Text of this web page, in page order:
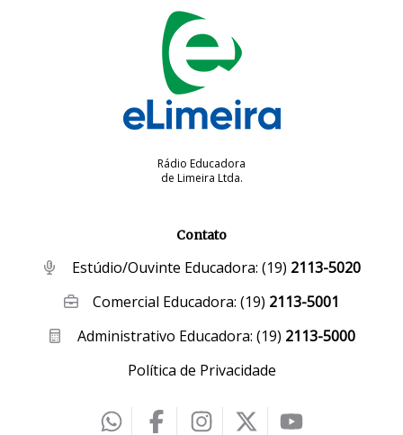
Rádio Educadora
de Limeira Ltda.
Contato
Estúdio/Ouvinte Educadora: (19) 2113-5020
Comercial Educadora:(19) 2113-5001
Administrativo Educadora: (19) 2113-5000
Política de Privacidade